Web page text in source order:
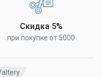
Скидка 5%
при покупке от 5000